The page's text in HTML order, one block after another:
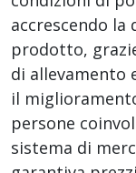
accrescendo
prodotto,
di allevamento
il
persone
sistema di